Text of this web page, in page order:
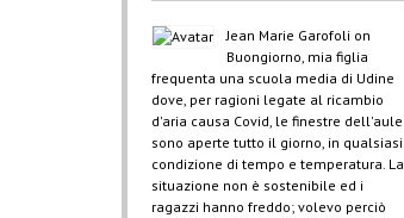
Jean Marie Garofoli on
Buongiorno, mia figlia
frequenta una scuola media di Udine
dove, per ragioni legate al ricambio
d'aria causa Covid, le finestre dell'aule
sono aperte tutto il giorno, in qualsiasi
condizione di tempo e temperatura. La
situazione non è sostenibile ed i
ragazzi hanno freddo; volevo perciò